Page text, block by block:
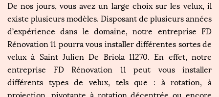
De nos jours, vous avez un large choix sur les velux, il
existe plusieurs modèles. Disposant de plusieurs années
d’expérience dans le domaine, notre entreprise FD
Rénovation 11 pourra vous installer différentes sortes de
velux à Saint Julien De Briola 11270. En effet, notre
entreprise FD Rénovation 11 peut vous installer
différents types de velux, tels que : à rotation, à